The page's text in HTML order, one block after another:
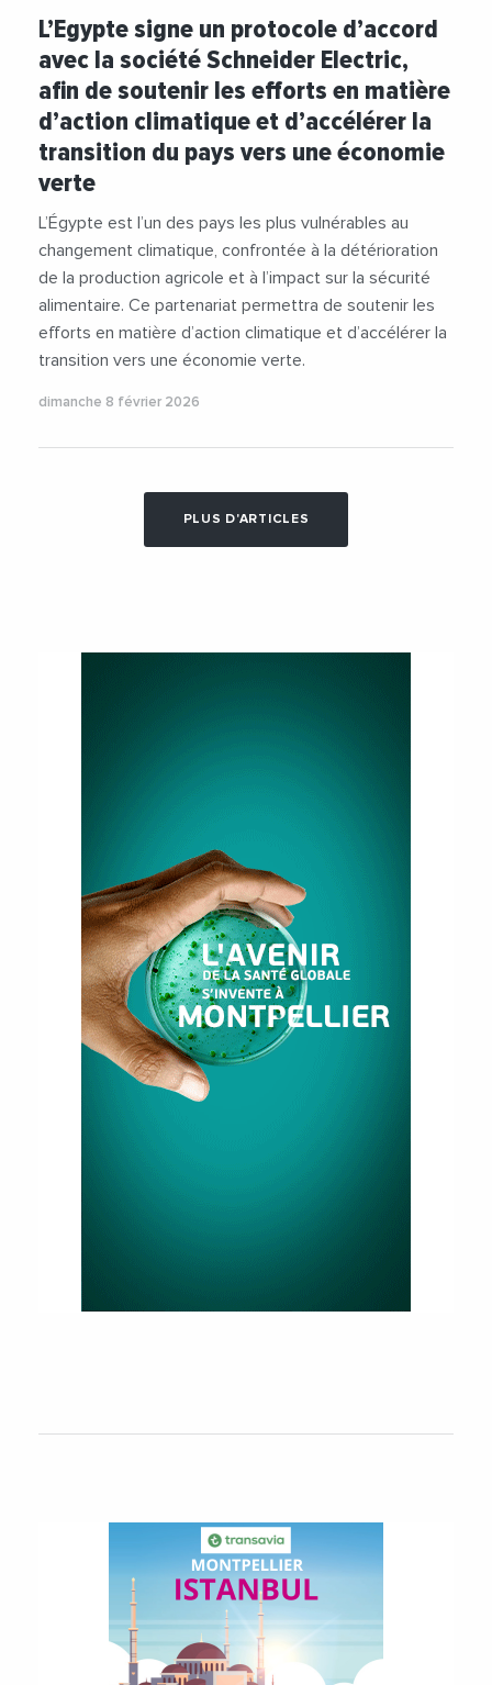
L’Egypte signe un protocole d’accord
avec la société Schneider Electric,
afin de soutenir les efforts en matière
d’action climatique et d’accélérer la
transition du pays vers une économie
verte
L’Égypte est l’un des pays les plus vulnérables au
changement climatique, confrontée à la détérioration
de la production agricole et à l’impact sur la sécurité
alimentaire. Ce partenariat permettra de soutenir les
efforts en matière d’action climatique et d’accélérer la
transition vers une économie verte.
dimanche 8 février 2026
PLUS D'ARTICLES